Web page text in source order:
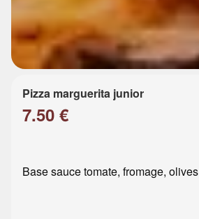
Pizza marguerita junior
7.50 €
Base sauce tomate, fromage, olives